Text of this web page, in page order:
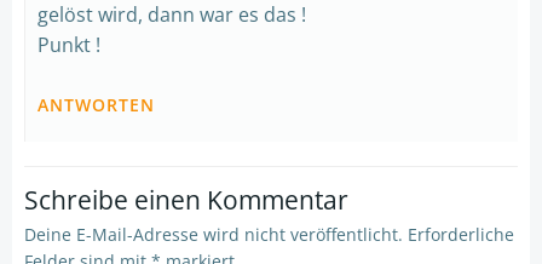
gelöst wird, dann war es das !
Punkt !
ANTWORTEN
Schreibe einen Kommentar
Deine E-Mail-Adresse wird nicht veröffentlicht. Erforderliche